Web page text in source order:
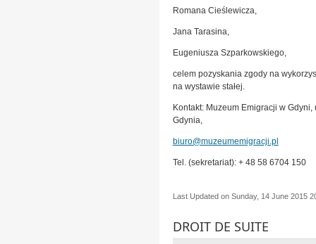
Romana Cieślewicza,
Jana Tarasina,
Eugeniusza Szparkowskiego,
celem pozyskania zgody na
na wystawie stałej.
Kontakt: Muzeum Emigracji w
Gdynia,
biuro@muzeumemigracji.pl
Tel. (sekretariat): + 48 58 6704 150
Last Updated on Sunday, 14 June 2015
DROIT DE SUITE